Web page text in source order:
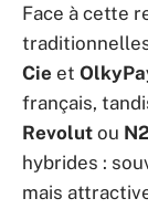
Face à cette
Cie et
français,
Revolut ou
hybrides :
mais